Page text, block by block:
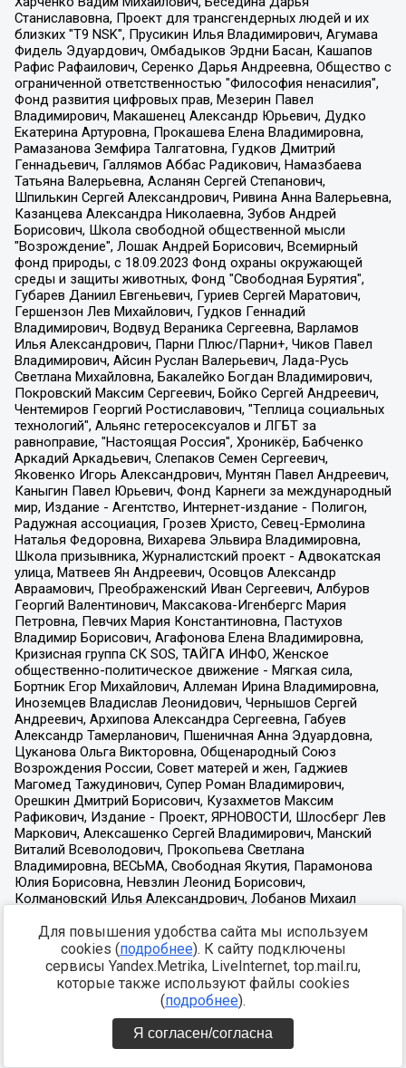
Для повышения удобства сайта мы используем
cookies (подробнее). К сайту подключены
сервисы Yandex.Metrika, LiveInternet, top.mail.ru,
которые также используют файлы cookies
(подробнее).
Я согласен/согласна